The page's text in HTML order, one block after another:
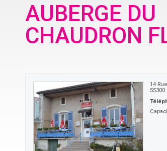
AUBERGE DU
CHAUDRON
14
55300